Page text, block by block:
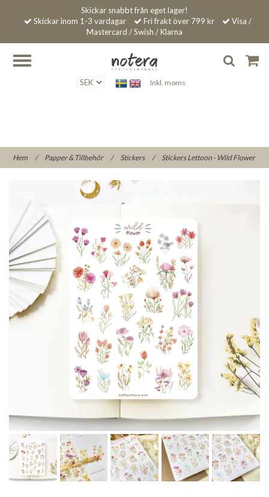
Skickar snabbt från eget lager!
Skickar inom 1-3 vardagar
Fri frakt över 799 kr
Visa /
Mastercard / Swish / Klarna
Inkl. moms
Hem / Papper & Tillbehör / Stickers / Stickers Lettoon - Wild Flower